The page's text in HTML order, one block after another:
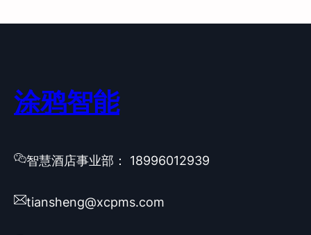
涂鸦智能
智慧酒店事业部： 18996012939
tiansheng@xcpms.com